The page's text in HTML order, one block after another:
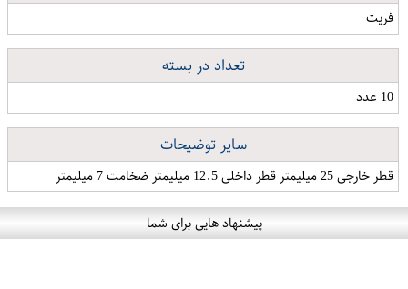
فریت
تعداد در بسته
10 عدد
سایر توضیحات
قطر خارجی 25 میلیمتر قطر داخلی 12.5 میلیمتر ضخامت 7 میلیمتر
پیشنهاد هایی برای شما